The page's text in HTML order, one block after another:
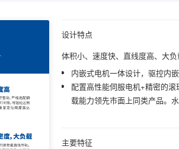
设计特点
体积小、速度快、直线度高、大负
内嵌式电机一体设计，驱控内
配置高性能伺服电机+精密的
载能力领先市面上同类产品。
主要特征